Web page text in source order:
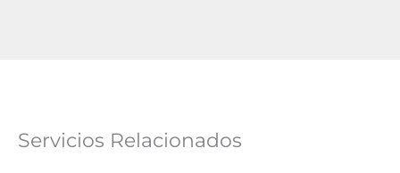
Servicios Relacionados